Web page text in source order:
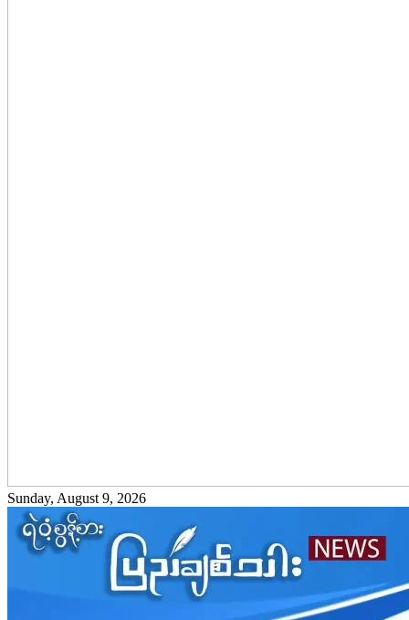
Sunday, August 9, 2026